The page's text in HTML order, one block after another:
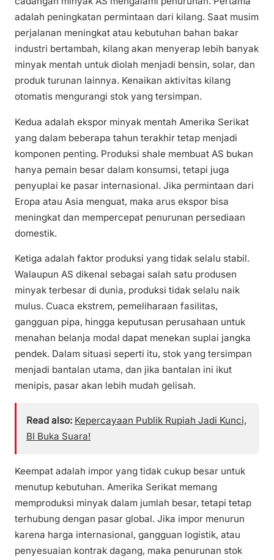
adalah peningkatan permintaan dari kilang. Saat musim
perjalanan meningkat atau kebutuhan bahan bakar
industri bertambah, kilang akan menyerap lebih banyak
minyak mentah untuk diolah menjadi bensin, solar, dan
produk turunan lainnya. Kenaikan aktivitas kilang
otomatis mengurangi stok yang tersimpan.
Kedua adalah ekspor minyak mentah Amerika Serikat
yang dalam beberapa tahun terakhir tetap menjadi
komponen penting. Produksi shale membuat AS bukan
hanya pemain besar dalam konsumsi, tetapi juga
penyuplai ke pasar internasional. Jika permintaan dari
Eropa atau Asia menguat, maka arus ekspor bisa
meningkat dan mempercepat penurunan persediaan
domestik.
Ketiga adalah faktor produksi yang tidak selalu stabil.
Walaupun AS dikenal sebagai salah satu produsen
minyak terbesar di dunia, produksi tidak selalu naik
mulus. Cuaca ekstrem, pemeliharaan fasilitas,
gangguan pipa, hingga keputusan perusahaan untuk
menahan belanja modal dapat menekan suplai jangka
pendek. Dalam situasi seperti itu, stok yang tersimpan
menjadi bantalan utama, dan jika bantalan ini ikut
menipis, pasar akan lebih mudah gelisah.
Read also: Kepercayaan Publik Rupiah Jadi Kunci,
BI Buka Suara!
Keempat adalah impor yang tidak cukup besar untuk
menutup kebutuhan. Amerika Serikat memang
memproduksi minyak dalam jumlah besar, tetapi tetap
terhubung dengan pasar global. Jika impor menurun
karena harga internasional, gangguan logistik, atau
penyesuaian kontrak dagang, maka penurunan stok